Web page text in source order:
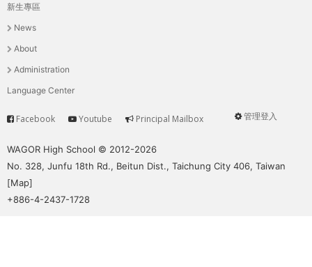
主
選
單
新生專區
News
About
Administration
Language Center
User
管理登入
Service
Facebook Youtube Principal Mailbox
WAGOR High School © 2012-2026
No. 328, Junfu 18th Rd., Beitun Dist., Taichung City 406, Taiwan
[Map]
+886-4-2437-1728